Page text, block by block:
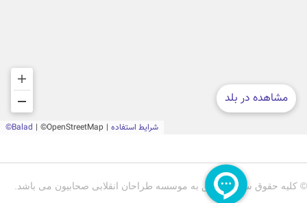
© کلیه حقوق سایت متعلق به موسسه طراحان انقلابی صحابیون می باشد.